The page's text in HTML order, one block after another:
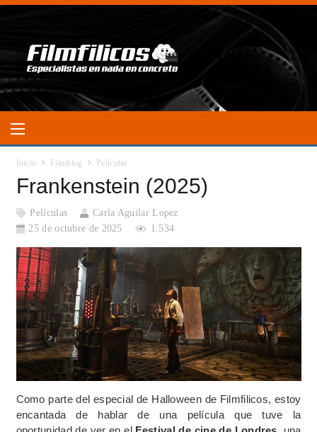
Inicio Filmblog Películas
Frankenstein (2025)
Películas
Carla Aguilar Lopez
25 de octubre de 2025
1.534
Como parte del especial de Halloween de Filmfilicos, estoy
encantada de hablar de una película que tuve la